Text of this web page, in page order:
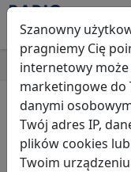
Ford
2017 r
klima LUB
Szanowny
pragniemy Cię
internetowy
marketingowe do
danymi
Twój adres IP,
plików cookies
Twoim